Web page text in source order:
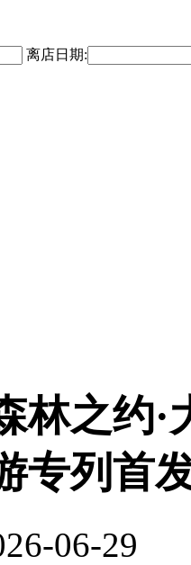
离店日期:
林之约·
专列首
06-29